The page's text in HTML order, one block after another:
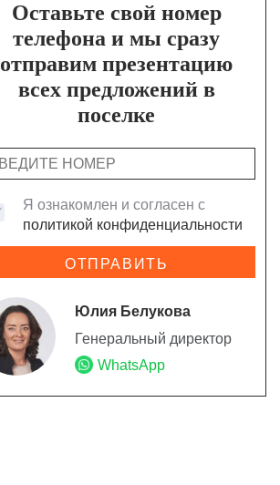
Оставьте свой номер
телефона и мы сразу
отправим презентацию
всех предложений в
поселке
Я ознакомлен и согласен с
политикой конфиденциальности
ОТПРАВИТЬ
Юлия Белукова
Генеральный директор
WhatsApp